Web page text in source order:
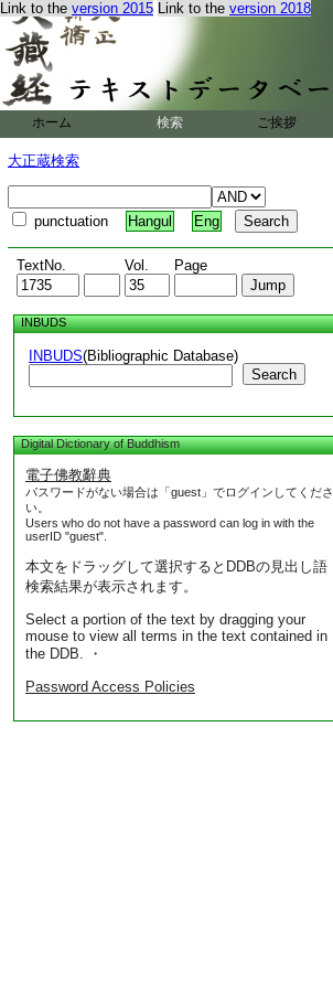
Link to the version 2015 Link to the version 2018
ホーム 検索 ご挨拶
大正蔵検索
punctuation Hangul Eng
TextNo. Vol. Page
INBUDS
INBUDS(Bibliographic Database)
Search
Digital Dictionary of Buddhism
電子佛教辭典
パスワードがない場合は「guest」でログインしてくださ
い。
Users who do not have a password can log in with the
userID "guest".
本文をドラッグして選択するとDDBの見出し語
検索結果が表示されます。
Select a portion of the text by dragging your
mouse to view all terms in the text contained in
the DDB. ・
Password Access Policies